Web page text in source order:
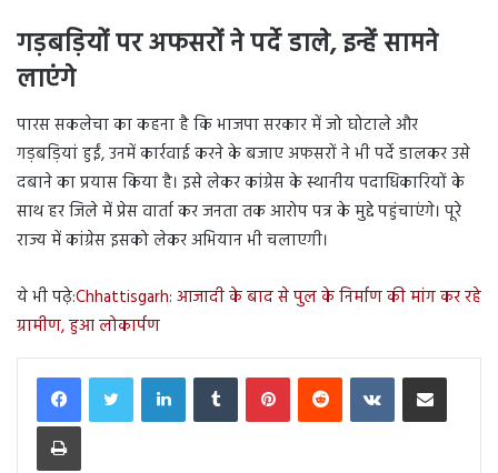
गड़बड़ियों पर अफसरों ने पर्दे डाले, इन्हें सामने
लाएंगे
पारस सकलेचा का कहना है कि भाजपा सरकार में जो घोटाले और
गड़बड़ियां हुईं, उनमें कार्रवाई करने के बजाए अफसरों ने भी पर्दे डालकर उसे
दबाने का प्रयास किया है। इसे लेकर कांग्रेस के स्थानीय पदाधिकारियों के
साथ हर जिले में प्रेस वार्ता कर जनता तक आरोप पत्र के मुद्दे पहुंचाएंगे। पूरे
राज्य में कांग्रेस इसको लेकर अभियान भी चलाएगी।
ये भी पढ़े:Chhattisgarh: आजादी के बाद से पुल के निर्माण की मांग कर रहे
ग्रामीण, हुआ लोकार्पण
LinkedInTumblr PinterestReddit VKontakteShare via Email
Print